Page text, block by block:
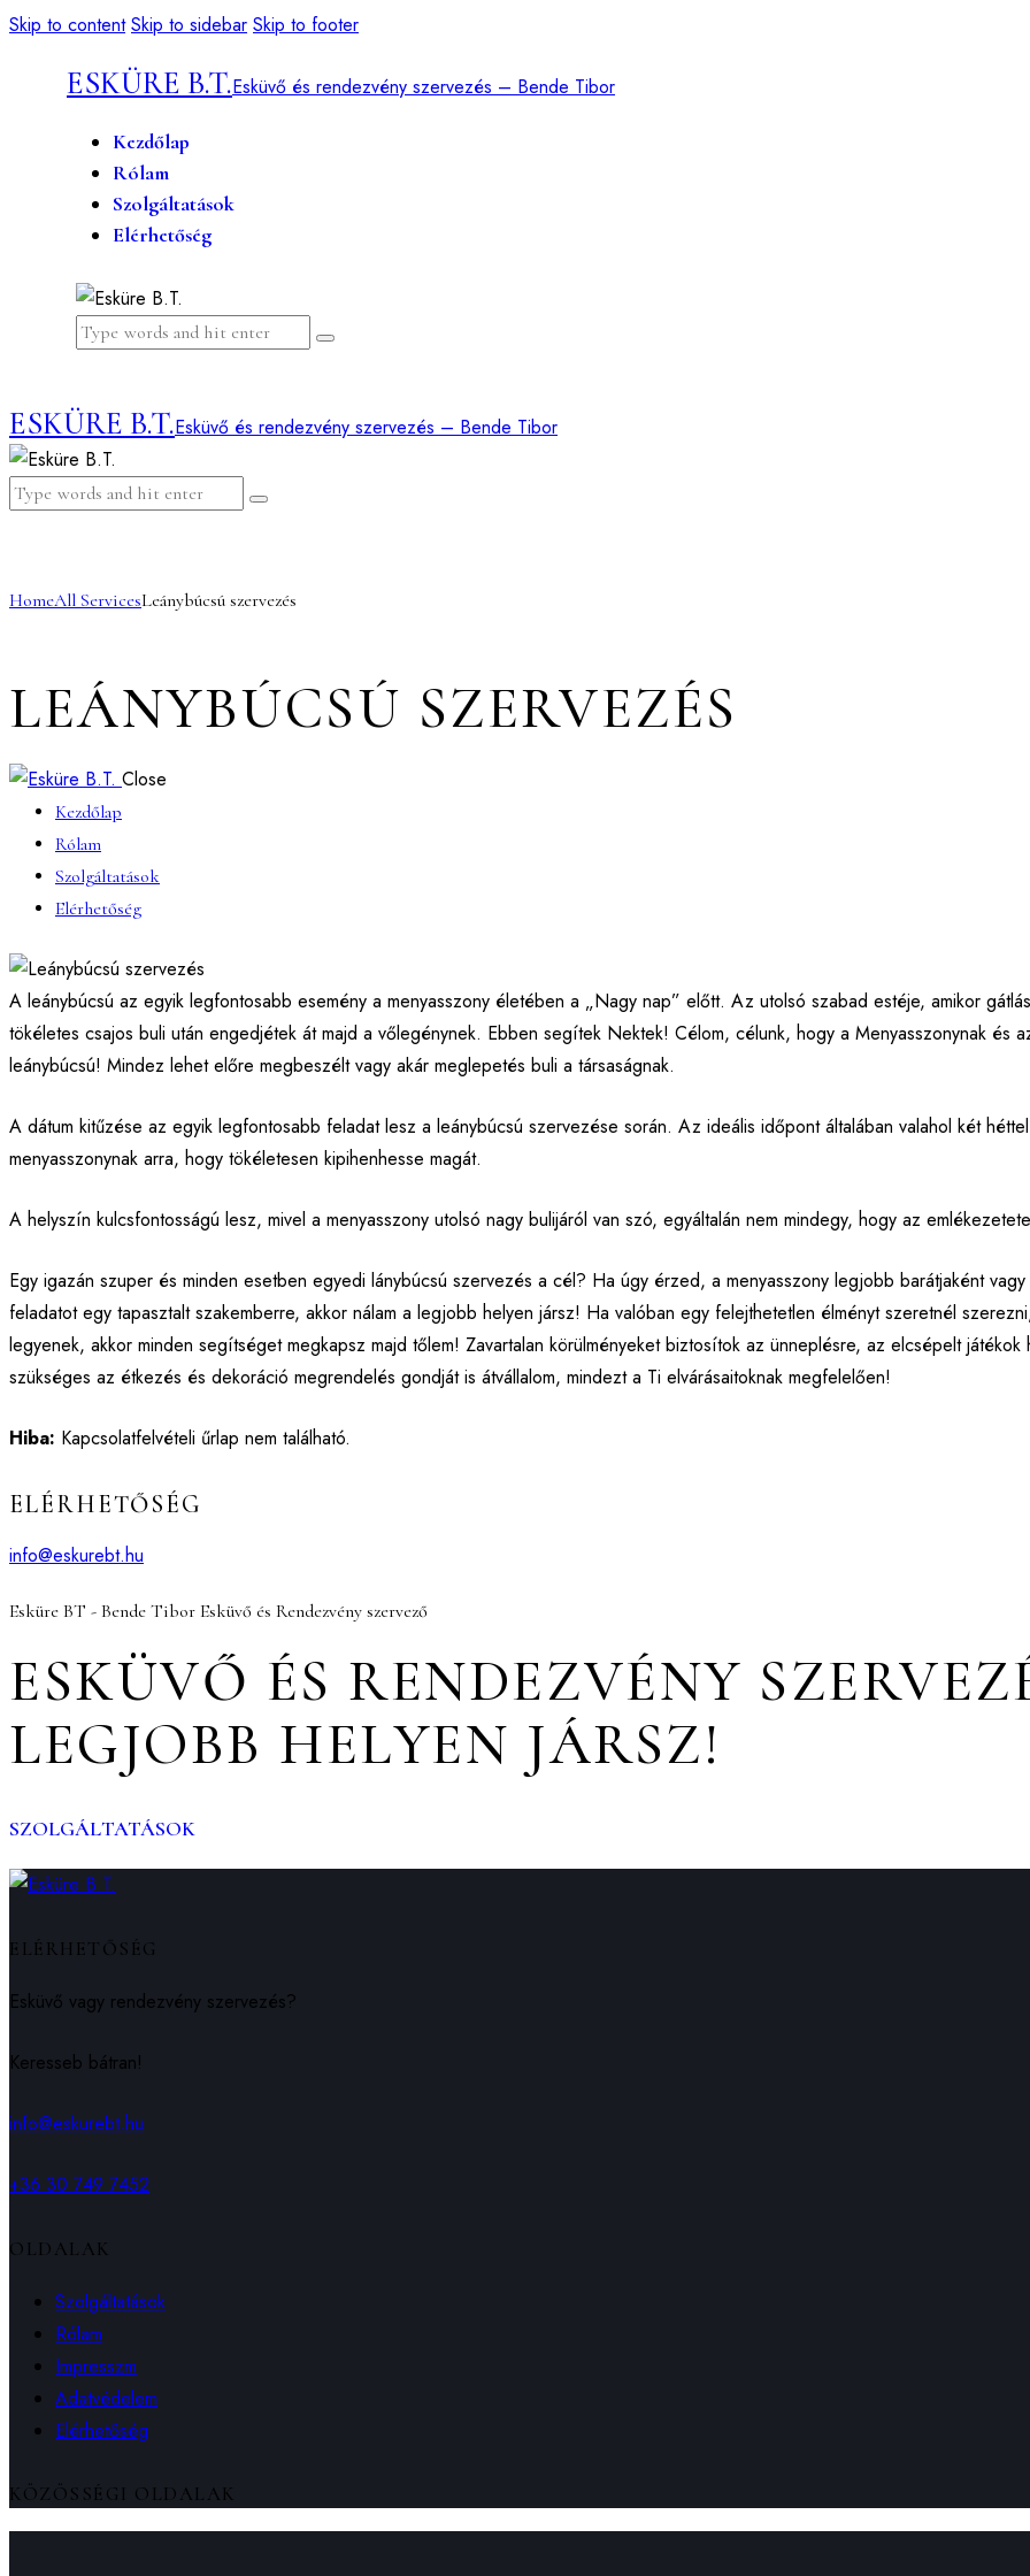
Skip to content Skip to sidebar Skip to footer
ESKÜRE B.T.Esküvő és rendezvény szervezés – Bende Tibor
Kezdőlap
Rólam
Szolgáltatások
Elérhetőség
ESKÜRE B.T.Esküvő és rendezvény szervezés – Bende Tibor
HomeAll ServicesLeánybúcsú szervezés
LEÁNYBÚCSÚ SZERVEZÉS
Close
Kezdőlap
Rólam
Szolgáltatások
Elérhetőség
A leánybúcsú az egyik legfontosabb esemény a menyasszony életében a „Nagy nap” előtt. Az utolsó szabad estéje, amikor
tökéletes csajos buli után engedjétek át majd a vőlegénynek. Ebben segítek Nektek! Célom, célunk, hogy a Menyasszonynak és
leánybúcsú! Mindez lehet előre megbeszélt vagy akár meglepetés buli a társaságnak.
A dátum kitűzése az egyik legfontosabb feladat lesz a leánybúcsú szervezése során. Az ideális időpont általában valahol két
menyasszonynak arra, hogy tökéletesen kipihenhesse magát.
A helyszín kulcsfontosságú lesz, mivel a menyasszony utolsó nagy bulijáról van szó, egyáltalán nem mindegy, hogy az
Egy igazán szuper és minden esetben egyedi lánybúcsú szervezés a cél? Ha úgy érzed, a menyasszony legjobb barátjaként
feladatot egy tapasztalt szakemberre, akkor nálam a legjobb helyen jársz! Ha valóban egy felejthetetlen élményt szeretnél
legyenek, akkor minden segítséget megkapsz majd tőlem! Zavartalan körülményeket biztosítok az ünneplésre, az elcsépelt
szükséges az étkezés és dekoráció megrendelés gondját is átvállalom, mindezt a Ti elvárásaitoknak megfelelően!
Hiba: Kapcsolatfelvételi űrlap nem található.
ELÉRHETŐSÉG
info@eskurebt.hu
Esküre BT - Bende Tibor Esküvő és Rendezvény szervező
ESKÜVŐ ÉS RENDEZVÉNY
LEGJOBB HELYEN JÁRSZ!
SZOLGÁLTATÁSOK
ELÉRHETŐSÉG
Esküvő vagy rendezvény szervezés?
Keresseb bátran!
info@eskurebt.hu
+36 30 749 7452
OLDALAK
Szolgáltatások
Rólam
Impresszm
Adatvédelem
Elérhetőség
KÖZÖSSÉGI OLDALAK